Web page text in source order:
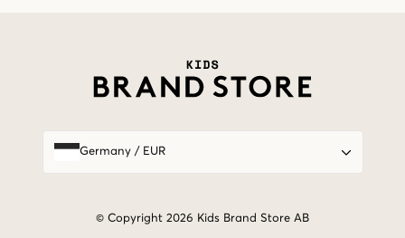
Germany/ EUR
© Copyright 2026 Kids Brand Store AB